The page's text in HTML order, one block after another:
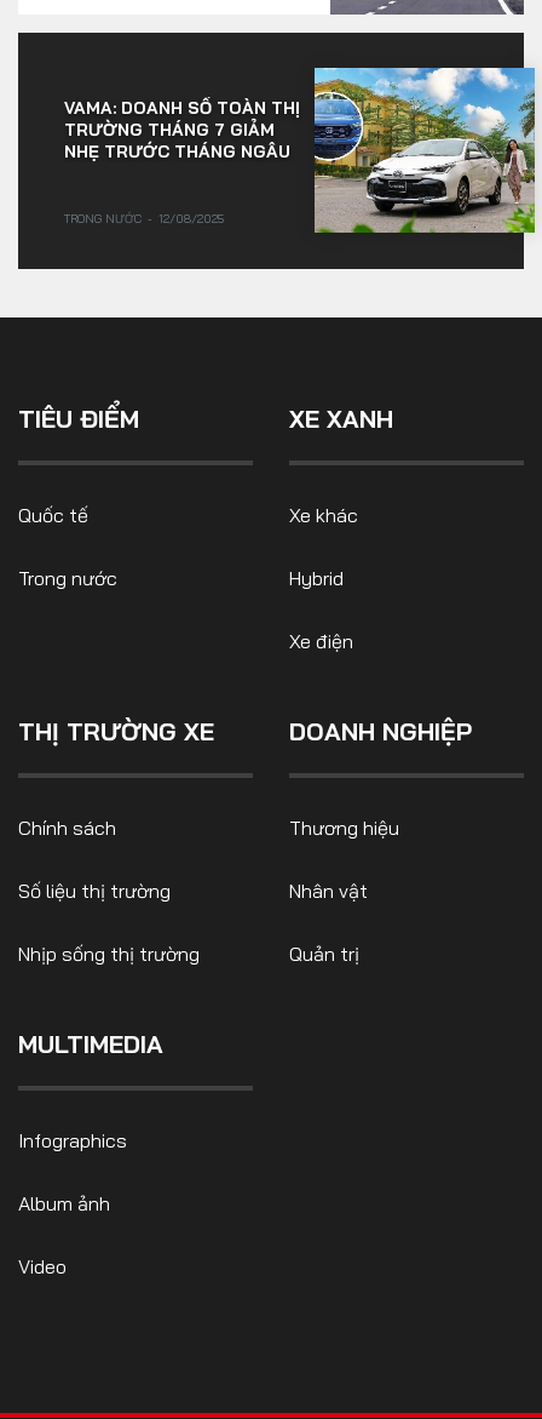
VAMA: DOANH SỐ TOÀN THỊ
TRƯỜNG THÁNG 7 GIẢM
NHẸ TRƯỚC THÁNG NGÂU
TRONG NƯỚC 12/08/2025
TIÊU ĐIỂM
Quốc tế
Trong nước
XE XANH
Xe khác
Hybrid
Xe điện
THỊ TRƯỜNG XE
Chính sách
Số liệu thị trường
Nhịp sống thị trường
DOANH NGHIỆP
Thương hiệu
Nhân vật
Quản trị
MULTIMEDIA
Infographics
Album ảnh
Video